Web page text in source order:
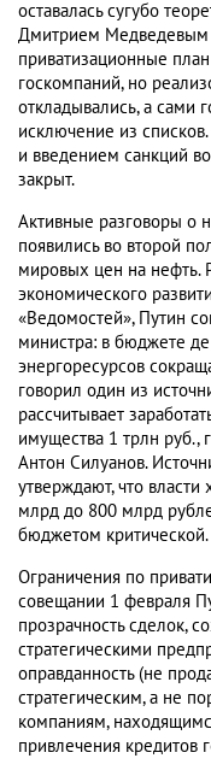
оставалась сугубо
Дмитрием Медведевым
приватизационные
госкомпаний, но
откладывались, а сами
исключение из
и введением санкций
закрыт.
Активные разговоры о
появились во второй
мировых цен на нефть.
экономического
«Ведомостей», Путин
министра: в бюджете
энергоресурсов
говорил один из
рассчитывает
имущества 1 трлн руб.,
Антон Силуанов.
утверждают, что власти
млрд до 800 млрд
бюджетом критической.
Ограничения по
совещании 1 февраля
прозрачность сделок,
стратегическими
оправданность (не
стратегическим, а не
компаниям,
привлечения кредитов